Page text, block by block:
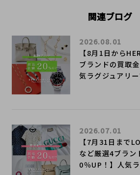
関連ブログ
【8月1日から
ブランドの買取
気ラグジュアリ
2026.08.01
【7月31日まで
など厳選4ブラン
0％UP！】人気
2026.07.01